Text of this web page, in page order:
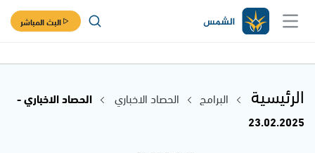
البث المباشر
الرئيسية البرامج الحصاد الاخباري
الحصاد الاخباري -
23.02.2025